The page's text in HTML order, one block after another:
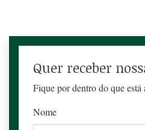
Quer receber
Fique por dentro do que está
Nome